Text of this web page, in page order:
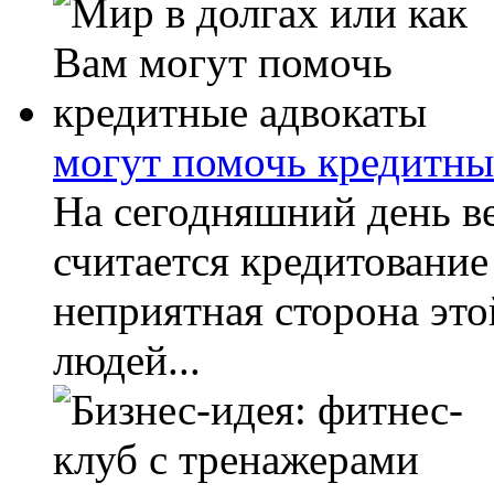
могут помочь
На сегодняшний день
считается
неприятная сторона
людей...